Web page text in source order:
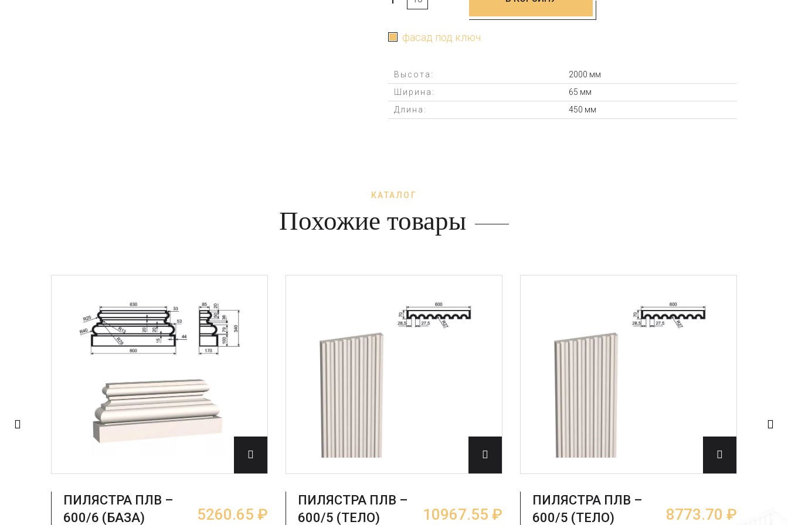
фасад под ключ
Высота:
2000 мм
Ширина:
65 мм
Длина:
450 мм
КАТАЛОГ
Похожие товары
ПИЛЯСТРА ПЛВ –
600/6 (БАЗА)
5260.65 ₽
ПИЛЯСТРА ПЛВ –
600/5 (ТЕЛО)
10967.55 ₽
ПИЛЯСТРА ПЛВ –
600/5 (ТЕЛО)
8773.70 ₽